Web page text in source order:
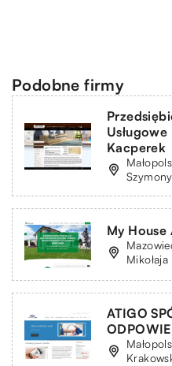
Podobne firmy
Kacperek
My House
ATIGO